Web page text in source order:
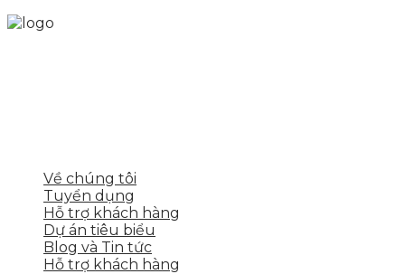
Về chúng tôi
Tuyển dụng
Hỗ trợ khách hàng
Dự án tiêu biểu
Blog và Tin tức
Hỗ trợ khách hàng